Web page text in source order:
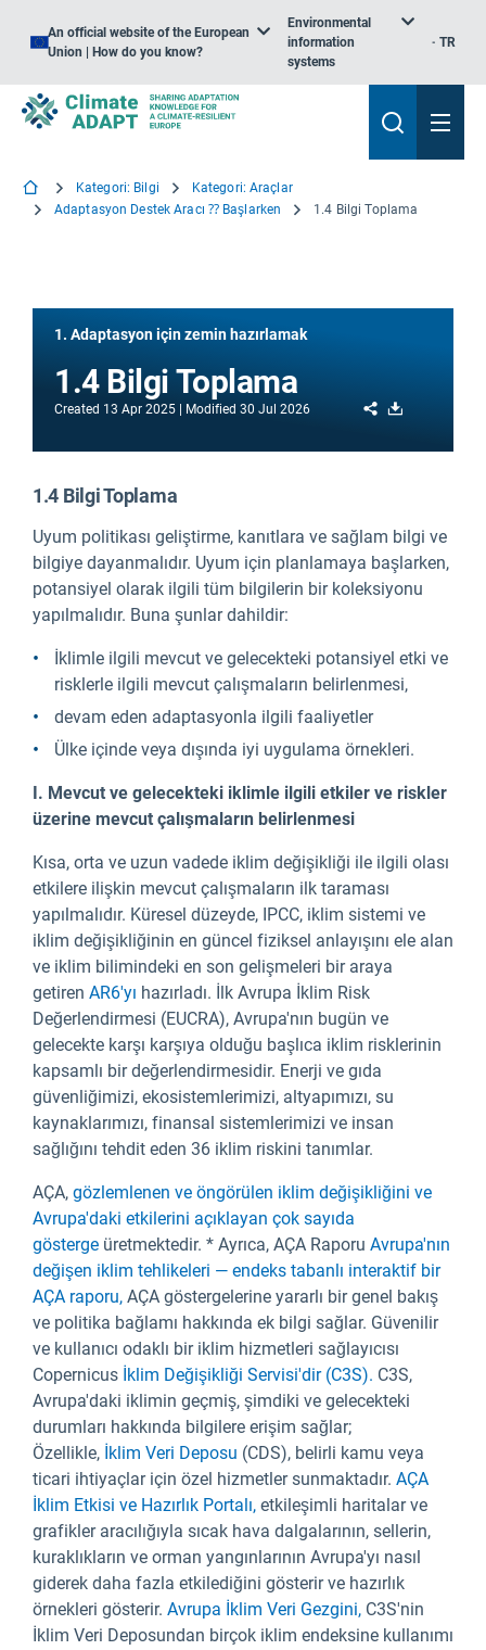
An official website of the European
Union | How do you know?
Environmental
information
systems
TR
Kategori: Bilgi
Kategori: Araçlar
Adaptasyon Destek Aracı ⁇ Başlarken
1.4 Bilgi Toplama
1. Adaptasyon için zemin hazırlamak
1.4 Bilgi Toplama
Created 13 Apr 2025 Modified 30 Jul 2026 Share
1.4 Bilgi Toplama
Uyum politikası geliştirme, kanıtlara ve sağlam bilgi ve
bilgiye dayanmalıdır. Uyum için planlamaya başlarken,
potansiyel olarak ilgili tüm bilgilerin bir koleksiyonu
yapılmalıdır. Buna şunlar dahildir:
İklimle ilgili mevcut ve gelecekteki potansiyel etki ve
risklerle ilgili mevcut çalışmaların belirlenmesi,
devam eden adaptasyonla ilgili faaliyetler
Ülke içinde veya dışında iyi uygulama örnekleri.
I. Mevcut ve gelecekteki iklimle ilgili etkiler ve riskler
üzerine mevcut çalışmaların belirlenmesi
Kısa, orta ve uzun vadede iklim değişikliği ile ilgili olası
etkilere ilişkin mevcut çalışmaların ilk taraması
yapılmalıdır. Küresel düzeyde, IPCC, iklim sistemi ve
iklim değişikliğinin en güncel fiziksel anlayışını ele alan
ve iklim bilimindeki en son gelişmeleri bir araya
getiren AR6'yı hazırladı. İlk Avrupa İklim Risk
Değerlendirmesi (EUCRA), Avrupa'nın bugün ve
gelecekte karşı karşıya olduğu başlıca iklim risklerinin
kapsamlı bir değerlendirmesidir. Enerji ve gıda
güvenliğimizi, ekosistemlerimizi, altyapımızı, su
kaynaklarımızı, finansal sistemlerimizi ve insan
sağlığını tehdit eden 36 iklim riskini tanımlar.
AÇA, gözlemlenen ve öngörülen iklim değişikliğini ve
Avrupa'daki etkilerini açıklayan çok sayıda
gösterge üretmektedir. * Ayrıca, AÇA Raporu Avrupa'nın
değişen iklim tehlikeleri — endeks tabanlı interaktif bir
AÇA raporu, AÇA göstergelerine yararlı bir genel bakış
ve politika bağlamı hakkında ek bilgi sağlar. Güvenilir
ve kullanıcı odaklı bir iklim hizmetleri sağlayıcısı
Copernicus İklim Değişikliği Servisi'dir (C3S). C3S,
Avrupa'daki iklimin geçmiş, şimdiki ve gelecekteki
durumları hakkında bilgilere erişim sağlar;
Özellikle, İklim Veri Deposu (CDS), belirli kamu veya
ticari ihtiyaçlar için özel hizmetler sunmaktadır. AÇA
İklim Etkisi ve Hazırlık Portalı, etkileşimli haritalar ve
grafikler aracılığıyla sıcak hava dalgalarının, sellerin,
kuraklıkların ve orman yangınlarının Avrupa'yı nasıl
giderek daha fazla etkilediğini gösterir ve hazırlık
örnekleri gösterir. Avrupa İklim Veri Gezgini, C3S'nin
İklim Veri Deposundan birçok iklim endeksine kullanımı